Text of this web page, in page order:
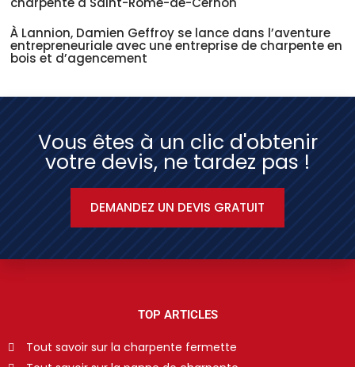
À Lannion, Damien Geffroy se lance dans l’aventure
entrepreneuriale avec une entreprise de charpente en
bois et d’agencement
Vous êtes à un clic d'obtenir
votre devis, ne tardez pas !
DEMANDEZ UN DEVIS GRATUIT
TOP ARTICLES
Tout savoir sur la charpente fermette